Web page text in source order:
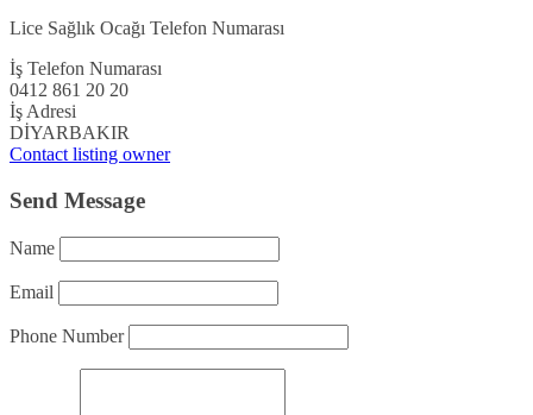
Lice Sağlık Ocağı Telefon Numarası
İş Telefon Numarası
0412 861 20 20
İş Adresi
DİYARBAKIR
Contact listing owner
Send Message
Name
Email
Phone Number